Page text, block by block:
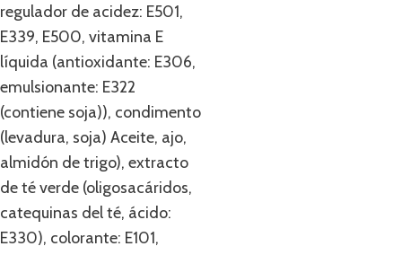
regulador de acidez: E501,
E339, E500, vitamina E
líquida (antioxidante: E306,
emulsionante: E322
(contiene soja)), condimento
(levadura, soja) Aceite, ajo,
almidón de trigo), extracto
de té verde (oligosacáridos,
catequinas del té, ácido:
E330), colorante: E101,